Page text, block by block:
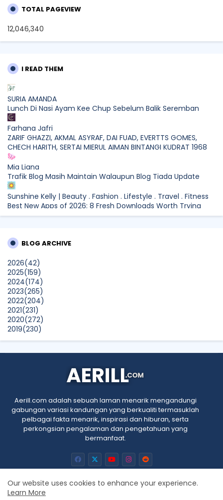
TOTAL PAGEVIEW
12,046,340
I READ THEM
SURIA AMANDA
Lunch Di Nasi Ayam Kee Chup Sebelum Balik Seremban
Farhana Jafri
ZARIF GHAZZI, AKMAL ASYRAF, DAI FUAD, EVERTTS GOMES,
CHECH HARITH, SERTAI MIERUL AIMAN BINTANGI KUDRAT 1968
Mia Liana
Trafik Blog Masih Maintain Walaupun Blog Tiada Update
Sunshine Kelly | Beauty . Fashion . Lifestyle . Travel . Fitness
Best New Apps of 2026: 8 Fresh Downloads Worth Trying
Laser Works Differently.
BLOG ARCHIVE
2026(42)
2025(159)
2024(174)
2023(265)
2022(204)
2021(231)
2020(272)
2019(230)
2018(496)
2011(45)
2010(5)
Aerill.com adalah sebuah laman menarik mengandungi
gabungan variasi kandungan yang berkualiti termasuklah
pelbagai fakta menarik, inspirasi dan hiburan, serta
perkongsian pengalaman dan pengetahuan yang
bermanfaat.
Home
Our website uses cookies to enhance your experience.
Learn More